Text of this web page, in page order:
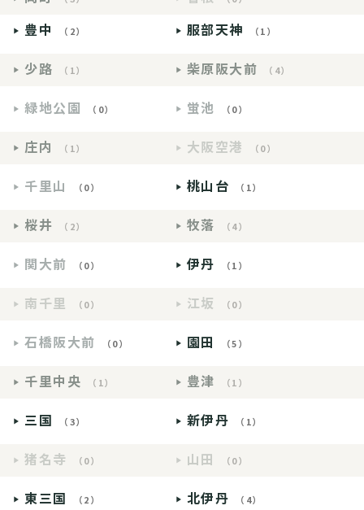
豊中 （2） 服部天神 （1）
少路 （1） 柴原阪大前 （4）
緑地公園 （0） 蛍池 （0）
庄内 （1） 大阪空港 （0）
千里山 （0） 桃山台 （1）
桜井 （2） 牧落 （4）
関大前 （0） 伊丹 （1）
南千里 （0） 江坂 （0）
石橋阪大前 （0） 園田 （5）
千里中央 （1） 豊津 （1）
三国 （3） 新伊丹 （1）
猪名寺 （0） 山田 （0）
東三国 （2） 北伊丹 （4）